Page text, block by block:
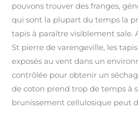
pouvons trouver des franges,
qui sont la plupart du temps la
tapis à paraître visiblement sale.
St pierre de varengeville, les
exposés au vent dans un
contrôlée pour obtenir un
de coton prend trop de temps à
brunissement cellulosique peut